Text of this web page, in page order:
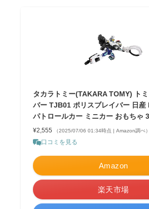
タカラトミー(TAKARA TOMY) ト
バー TJB01 ポリスブレイバー 日産
パトロールカー ミニカー おもちゃ
¥2,555 （2025/07/06 01:34時点 | Amazon調べ）
口コミを見る
Amazon
楽天市場